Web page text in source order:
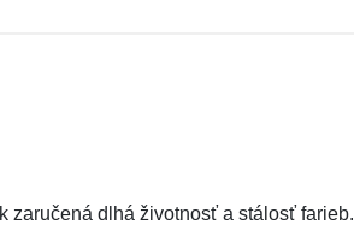
zaručená dlhá životnosť a stálosť farieb.